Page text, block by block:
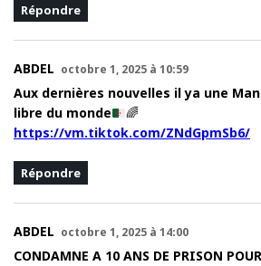
Répondre
ABDEL octobre 1, 2025 à 10:59
Aux dernières nouvelles il ya une
libre du monde
🌈
https://vm.tiktok.com/ZNdGpmSb6/
Répondre
ABDEL octobre 1, 2025 à 14:00
CONDAMNE A 10 ANS DE PRISON